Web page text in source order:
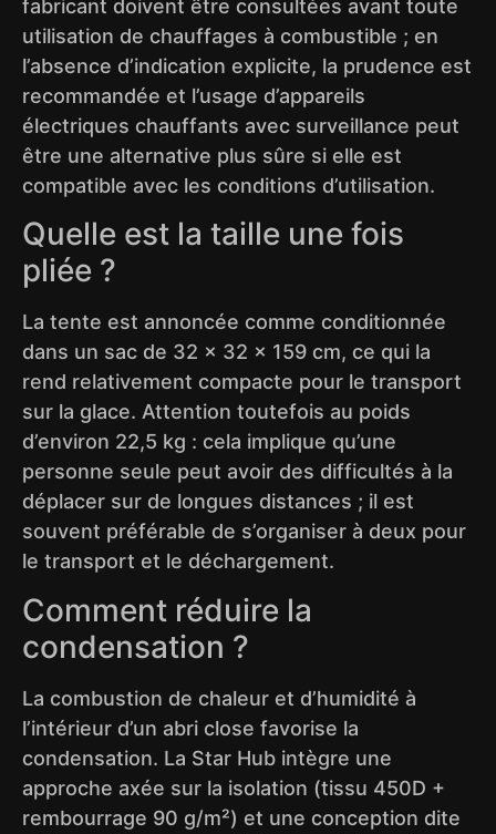
fabricant doivent être consultées avant toute
utilisation de chauffages à combustible ; en
l’absence d’indication explicite, la prudence est
recommandée et l’usage d’appareils
électriques chauffants avec surveillance peut
être une alternative plus sûre si elle est
compatible avec les conditions d’utilisation.
Quelle est la taille une fois
pliée ?
La tente est annoncée comme conditionnée
dans un sac de 32 × 32 × 159 cm, ce qui la
rend relativement compacte pour le transport
sur la glace. Attention toutefois au poids
d’environ 22,5 kg : cela implique qu’une
personne seule peut avoir des difficultés à la
déplacer sur de longues distances ; il est
souvent préférable de s’organiser à deux pour
le transport et le déchargement.
Comment réduire la
condensation ?
La combustion de chaleur et d’humidité à
l’intérieur d’un abri close favorise la
condensation. La Star Hub intègre une
approche axée sur la isolation (tissu 450D +
rembourrage 90 g/m²) et une conception dite